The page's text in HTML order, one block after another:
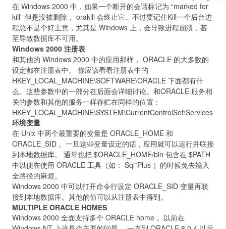
在 Windows 2000 中，如果一个断开的会话标记为 “marked for
kill” 但是没被删除， orakill 会终止它。不过要记住Kill一个后台进
程总不是个好主意，尤其是 Windows 上，会导致进程崩溃，甚
至导致数据库不可用。
Windows 2000 注册表
和其他的 Windows 2000 中的应用那样， ORACLE 的大多数的
设定都在注册表中。 你应该看看注册表中的
HKEY_LOCAL_MACHINE\SOFTWARE\ORACLE 下面都有什
么。这些参数中的一部分在后面会详细讨论。和ORACLE 服务相
关的参数和其他的服务一样存贮在同样的位置：
HKEY_LOCAL_MACHINE\SYSTEM\CurrentControlSet\Services
环境变量
在 Unix 中两个最重要的变量是 ORACLE_HOME 和
ORACLE_SID 。一旦这些变量设定的话，应用就可以运行并联接
到本地数据库。 通常也把 $ORACLE_HOME/bin 包含在 $PATH
中以便在使用 ORACLE 工具（如： Sql*Plus ）的时候免去输入
全路径的麻烦。
Windows 2000 中可以打开命令行设定 ORACLE_SID 变量再联
接到本地数据库。其他的值可以从注册表中得到。
MULTIPLE ORACLE HOMES
Windows 2000 全面支持多个 ORACLE home 。以前在